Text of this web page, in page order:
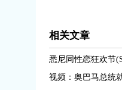
相关文章
悉尼同性恋狂欢节
视频：奥巴马总统